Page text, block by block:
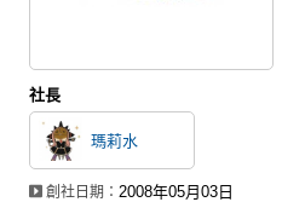
社長
瑪莉水
創社日期：2008年05月03日